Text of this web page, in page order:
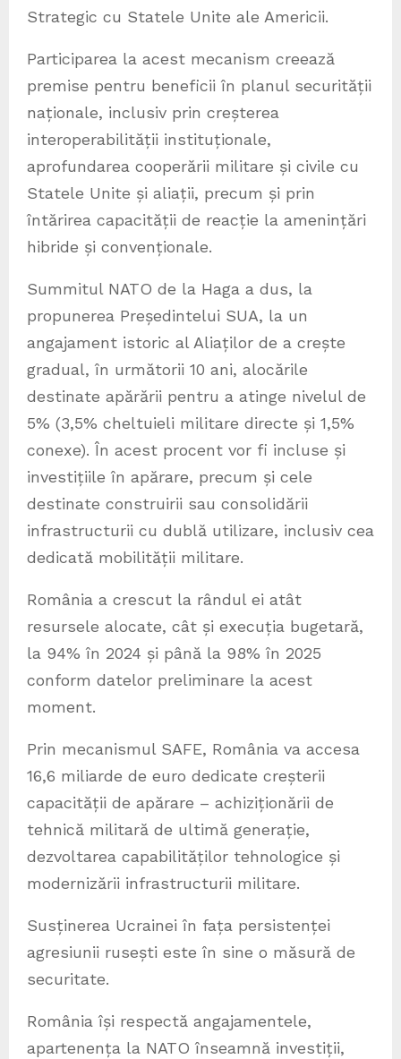
Strategic cu Statele Unite ale Americii.
⁠Participarea la acest mecanism creează
premise pentru beneficii în planul securității
naționale, inclusiv prin creșterea
interoperabilității instituționale,
aprofundarea cooperării militare și civile cu
Statele Unite și aliații, precum și prin
întărirea capacității de reacție la amenințări
hibride și convenționale.
Summitul NATO de la Haga a dus, la
propunerea Președintelui SUA, la un
angajament istoric al Aliaților de a crește
gradual, în următorii 10 ani, alocările
destinate apărării pentru a atinge nivelul de
5% (3,5% cheltuieli militare directe și 1,5%
conexe). În acest procent vor fi incluse și
investițiile în apărare, precum și cele
destinate construirii sau consolidării
infrastructurii cu dublă utilizare, inclusiv cea
dedicată mobilității militare.
România a crescut la rândul ei atât
resursele alocate, cât și execuția bugetară,
la 94% în 2024 și până la 98% în 2025
conform datelor preliminare la acest
moment.
Prin mecanismul SAFE, România va accesa
16,6 miliarde de euro dedicate creșterii
capacității de apărare – achiziționării de
tehnică militară de ultimă generație,
dezvoltarea capabilităților tehnologice și
modernizării infrastructurii militare.
Susținerea Ucrainei în fața persistenței
agresiunii rusești este în sine o măsură de
securitate.
România își respectă angajamentele,
apartenența la NATO înseamnă investiții,